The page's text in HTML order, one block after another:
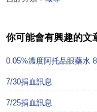
你可能會有興趣的文
0.05%濃度阿托品眼藥水
7/30捐血訊息
7/25捐血訊息